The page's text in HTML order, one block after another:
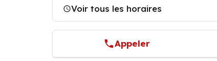
Voir tous les horaires
Appeler